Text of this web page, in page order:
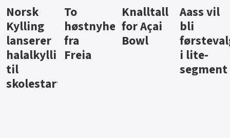
Knalltall
for Açai
Bowl
Aass vil
bli
førstevalg
i lite-
Brus og
jus fra
Berentsen
Hard
iste fra
Hansa